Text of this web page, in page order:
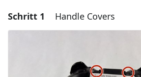
Schritt 1 Handle Covers